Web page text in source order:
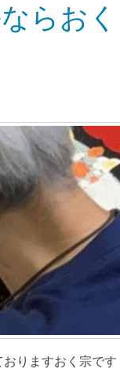
らおく
おりますおく宗で